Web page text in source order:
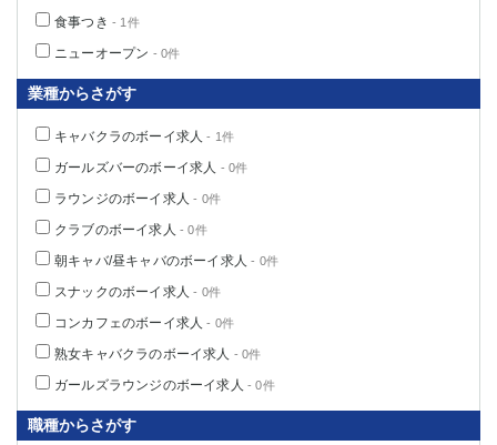
食事つき - 1件
ニューオープン - 0件
業種からさがす
キャバクラのボーイ求人 - 1件
ガールズバーのボーイ求人 - 0件
ラウンジのボーイ求人 - 0件
クラブのボーイ求人 - 0件
朝キャバ/昼キャバのボーイ求人 - 0件
スナックのボーイ求人 - 0件
コンカフェのボーイ求人 - 0件
熟女キャバクラのボーイ求人 - 0件
ガールズラウンジのボーイ求人 - 0件
職種からさがす